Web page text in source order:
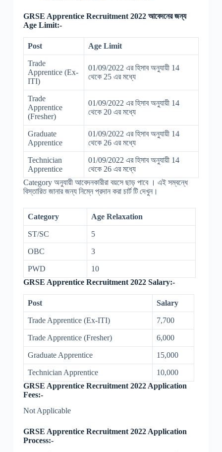
GRSE Apprentice Recruitment 2022 আবেদনের জন্য
Age Limit:-
Post Age Limit
Trade
Apprentice (Ex-
ITI)
01/09/2022 এর হিসাব অনুযায়ী 14
থেকে 25 এর মধ্যে
Trade
Apprentice
(Fresher)
01/09/2022 এর হিসাব অনুযায়ী 14
থেকে 20 এর মধ্যে
Graduate
Apprentice
01/09/2022 এর হিসাব অনুযায়ী 14
থেকে 26 এর মধ্যে
Technician
Apprentice
01/09/2022 এর হিসাব অনুযায়ী 14
থেকে 26 এর মধ্যে
Category অনুযায়ী আবেদনকারীরা বয়সে ছাড় পাবে । এই সম্বন্ধে
বিস্তারিত জানার জন্য নিম্নে প্রদান করা চার্ট টি দেখুন।
Category Age Relaxation
ST/SC 5
OBC 3
PWD
10
GRSE Apprentice Recruitment 2022 Salary:-
Post Salary
Trade Apprentice (Ex-ITI) 7,700
Trade Apprentice (Fresher) 6,000
Graduate Apprentice 15,000
Technician Apprentice
10,000
GRSE Apprentice Recruitment 2022 Application
Fees:-
Not Applicable
GRSE Apprentice Recruitment 2022 Application
Process:-